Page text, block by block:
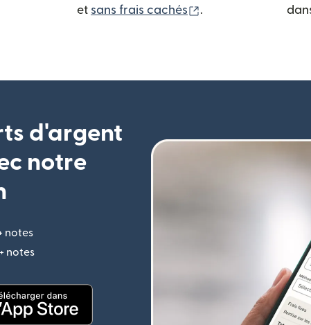
et sans frais cachés (s'ouvre dans une
.
d'argent
notre
notes
(s'ouvre dans une nouvelle fenêtre)
notes